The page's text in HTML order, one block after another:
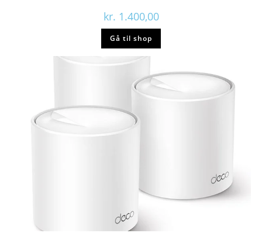
kr. 1.400,00
Gå til shop